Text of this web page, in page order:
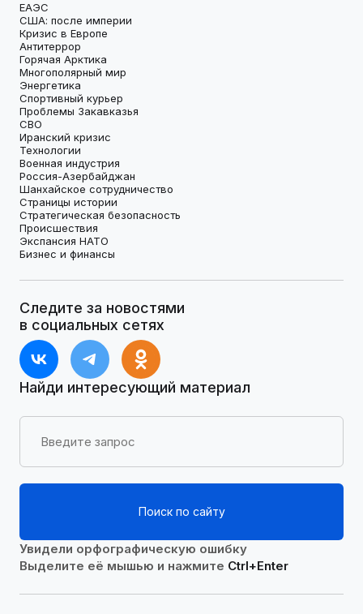
ЕАЭС
США: после империи
Кризис в Европе
Антитеррор
Горячая Арктика
Многополярный мир
Энергетика
Спортивный курьер
Проблемы Закавказья
СВО
Иранский кризис
Технологии
Военная индустрия
Россия-Азербайджан
Шанхайское сотрудничество
Страницы истории
Стратегическая безопасность
Происшествия
Экспансия НАТО
Бизнес и финансы
Следите за новостями
в социальных сетях
Найди интересующий материал
Поиск по сайту
Увидели орфографическую ошибку
Выделите её мышью и нажмите Ctrl+Enter